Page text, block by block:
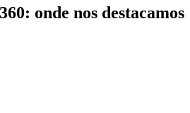
onde nos destacamos